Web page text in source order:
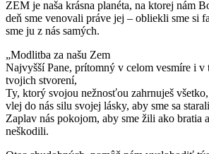
ZEM je naša krásna planéta, na ktorej nám
deň sme venovali práve jej – obliekli sme si
sme ju z nás samých.
„Modlitba za našu Zem
Najvyšší Pane, prítomný v celom vesmíre i v
tvojich stvorení,
Ty, ktorý svojou nežnosťou zahrnuješ
vlej do nás silu svojej lásky, aby sme sa
Zaplav nás pokojom, aby sme žili ako bratia
neškodili.